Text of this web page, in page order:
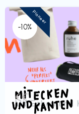
-10%
Mode
Mit Ecken und
€€‎
Pioneer